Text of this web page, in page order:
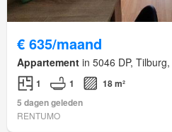
€ 635/maand
Appartement in 5046 DP,
1 1
18 m²
5 dagen geleden
RENTUMO